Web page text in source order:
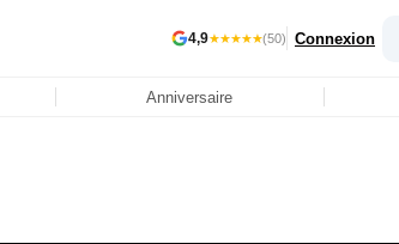
4,9★★★★★(50) Connexion
Anniversaire